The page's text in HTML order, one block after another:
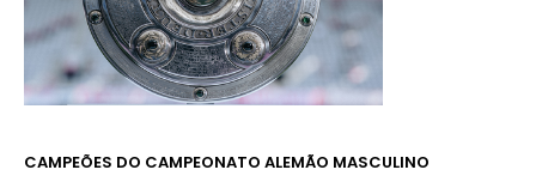
CAMPEÕES DO CAMPEONATO ALEMÃO MASCULINO